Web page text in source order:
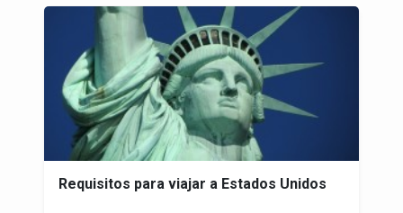
Requisitos para viajar a Estados Unidos